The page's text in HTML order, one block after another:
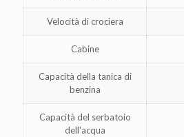
Velocità di crociera
Cabine
Capacità della tanica di
benzina
Capacità del serbatoio
dell'acqua